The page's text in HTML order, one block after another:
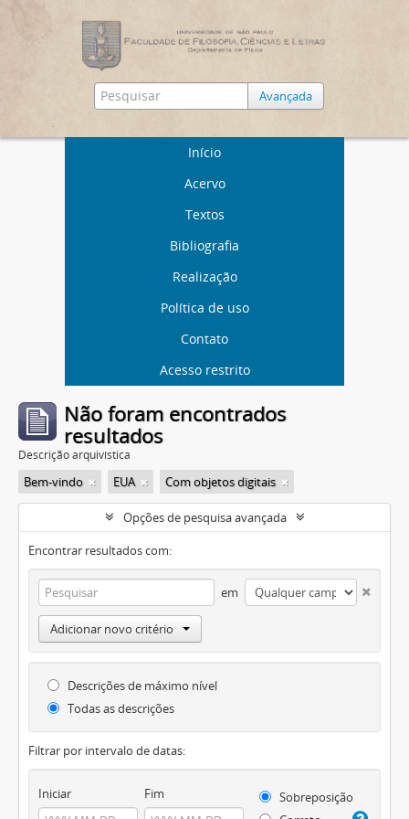
Avançada
Início
Acervo
Textos
Bibliografia
Realização
Política de uso
Contato
Acesso restrito
Não foram encontrados
resultados
Descrição arquivística
Bem-vindo EUA Com objetos digitais
Opções de pesquisa avançada
Encontrar resultados com:
em
Adicionar novo critério
Descrições de máximo nível
Todas as descrições
Filtrar por intervalo de datas:
Iniciar Fim
Sobreposição